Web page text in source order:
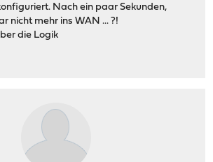
Nach ein paar Sekunden,
nicht mehr ins WAN ... ?!
die Logik